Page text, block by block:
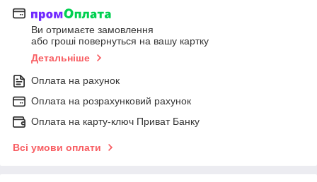
Ви отримаєте замовлення
або гроші повернуться на вашу картку
Детальніше
Оплата на рахунок
Оплата на розрахунковий рахунок
Оплата на карту-ключ Приват Банку
Всі умови оплати